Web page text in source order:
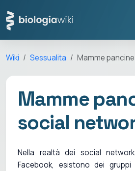
Wiki Sessualita Mamme
Mamme
social
Nella realtà dei social
Facebook, esistono dei